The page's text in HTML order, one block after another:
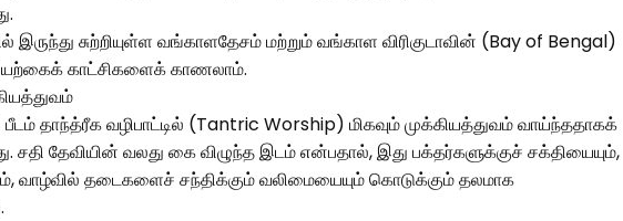
இருந்து சுற்றியுள்ள வங்காளதேசம் மற்றும் வங்காள விரிகுடாவின் (Bay of Bengal)
காட்சிகளைக் காணலாம்.
தாந்த்ரீக வழிபாட்டில் (Tantric Worship) மிகவும் முக்கியத்துவம் வாய்ந்ததாகக்
சதி தேவியின் வலது கை விழுந்த இடம் என்பதால், இது பக்தர்களுக்குச் சக்தியையும்,
வாழ்வில் தடைகளைச் சந்திக்கும் வலிமையையும் கொடுக்கும் தலமாக